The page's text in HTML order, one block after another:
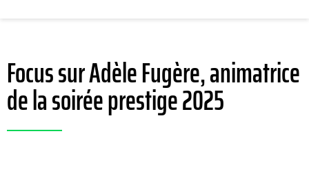
Focus sur Adèle Fugère, animatrice
de la soirée prestige 2025